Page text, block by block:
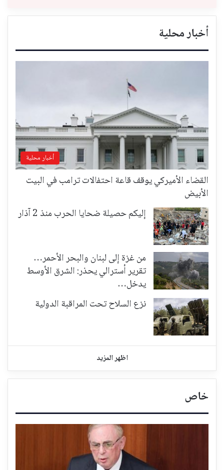
أخبار محلية
أخبار محلية
القضاء الأميركي يوقف قاعة احتفالات ترامب في البيت
الأبيض
إليكم حصيلة ضحايا الحرب منذ 2 آذار
من غزة إلى لبنان والبحر الأحمر…
تقرير أسترالي يحذر: الشرق الأوسط
يدخل…
نزع السلاح تحت المراقبة الدولية
اظهر المزيد
خاص